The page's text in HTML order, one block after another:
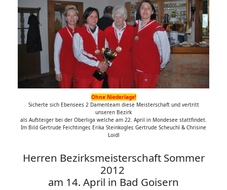
Ohne Niederlage!
Sicherte sich Ebensees 2 Damenteam diese Meisterschaft und vertritt
unseren Bezirk
als Aufsteiger bei der Oberliga welche am 22. April in Mondesee stattfindet.
Im Bild Gertrude Feichtinger, Erika Steinkogler, Gertrude Scheuchl & Chrisine
Loidl
Herren Bezirksmeisterschaft Sommer
2012
am 14. April in Bad Goisern